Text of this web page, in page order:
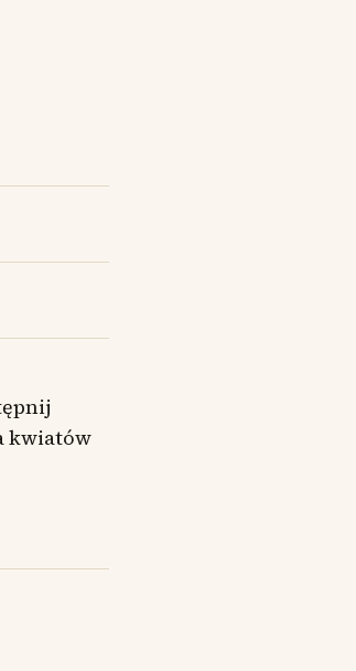
kwiatów